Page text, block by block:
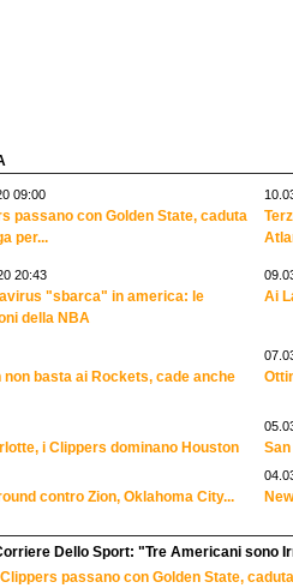
09:00
passano con Golden State, caduta
per...
20:43
"sbarca" in america: le
della NBA
Ai
non basta ai Rockets, cade anche
i Clippers dominano Houston
contro Zion, Oklahoma City...
Dello Sport: "Tre Americani sono
I Clippers passano con Golden State,